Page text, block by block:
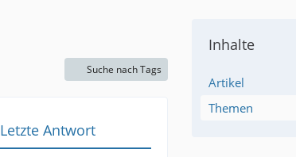
Suche nach Tags
Letzte Antwort
Inhalte
Artikel
Themen